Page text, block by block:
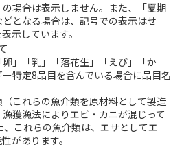
場合は表示しません。また、「夏期
となる場合は、記号での表示はせ
示しています。
」「乳」「落花生」「えび」「か
特定8品目を含んでいる場合に品目名
これらの魚介類を原材料として製造
獲漁法によりエビ・カニが混じって
これらの魚介類は、エサとしてエ
があります。